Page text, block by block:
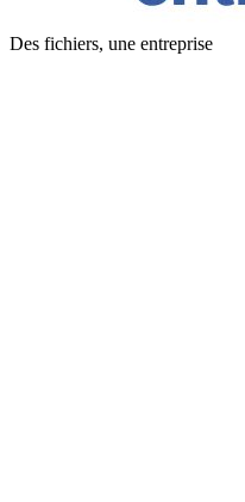
Des fichiers, une entreprise